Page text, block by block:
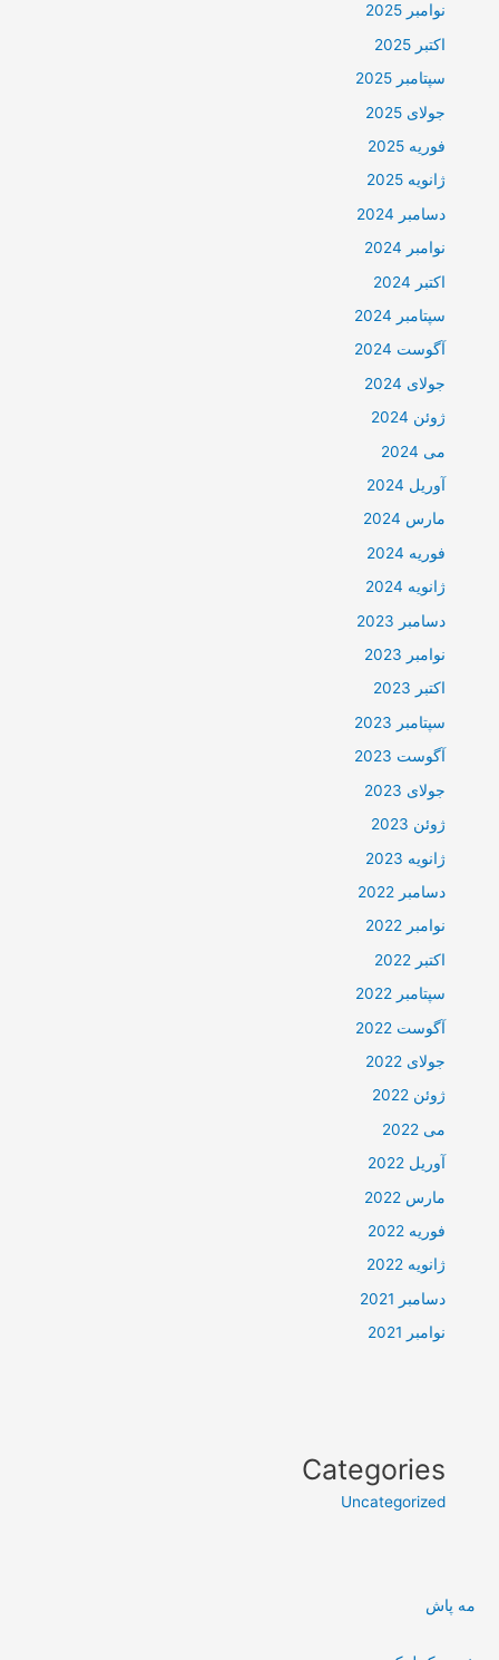
نوامبر 2025
اکتبر 2025
سپتامبر 2025
جولای 2025
فوریه 2025
ژانویه 2025
دسامبر 2024
نوامبر 2024
اکتبر 2024
سپتامبر 2024
آگوست 2024
جولای 2024
ژوئن 2024
می 2024
آوریل 2024
مارس 2024
فوریه 2024
ژانویه 2024
دسامبر 2023
نوامبر 2023
اکتبر 2023
سپتامبر 2023
آگوست 2023
جولای 2023
ژوئن 2023
ژانویه 2023
دسامبر 2022
نوامبر 2022
اکتبر 2022
سپتامبر 2022
آگوست 2022
جولای 2022
ژوئن 2022
می 2022
آوریل 2022
مارس 2022
فوریه 2022
ژانویه 2022
دسامبر 2021
نوامبر 2021
Categories
Uncategorized
مه پاش